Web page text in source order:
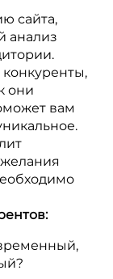
сайта,
анализ
они
вам